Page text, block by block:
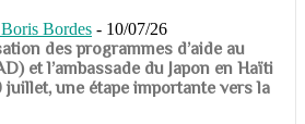
Bordes - 10/07/26
des programmes d’aide au
et l’ambassade du Japon en Haïti
une étape importante vers la